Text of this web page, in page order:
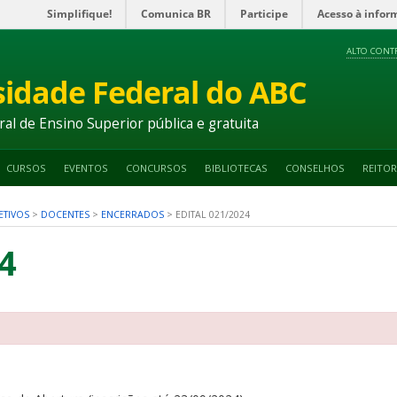
Simplifique! Comunica BR Participe Acesso à
ALTO
Federal do ABC
de Ensino Superior pública e gratuita
CURSOS EVENTOS CONCURSOS BIBLIOTECAS CONSELHOS
> DOCENTES > ENCERRADOS > EDITAL 021/2024